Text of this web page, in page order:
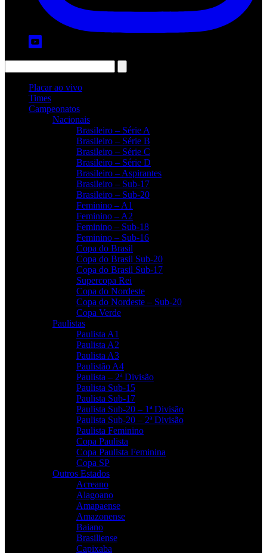
Placar ao vivo
Times
Campeonatos
Nacionais
Brasileiro – Série A
Brasileiro – Série B
Brasileiro – Série C
Brasileiro – Série D
Brasileiro – Aspirantes
Brasileiro – Sub-17
Brasileiro – Sub-20
Feminino – A1
Feminino – A2
Feminino – Sub-18
Feminino – Sub-16
Copa do Brasil
Copa do Brasil Sub-20
Copa do Brasil Sub-17
Supercopa Rei
Copa do Nordeste
Copa do Nordeste – Sub-20
Copa Verde
Paulistas
Paulista A1
Paulista A2
Paulista A3
Paulistão A4
Paulista – 2ª Divisão
Paulista Sub-15
Paulista Sub-17
Paulista Sub-20 – 1ª Divisão
Paulista Sub-20 – 2ª Divisão
Paulista Feminino
Copa Paulista
Copa Paulista Feminina
Copa SP
Outros Estados
Acreano
Alagoano
Amapaense
Amazonense
Baiano
Brasiliense
Capixaba